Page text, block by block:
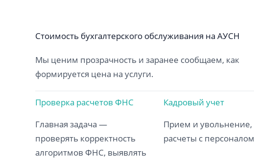
Стоимость бухгалтерского обслуживания на АУСН
Мы ценим прозрачность и заранее сообщаем, как
формируется цена на услуги.
Проверка расчетов ФНС
Главная задача —
проверять корректность
алгоритмов ФНС, выявлять
Кадровый учет
Прием и увольнение,
расчеты с персоналом